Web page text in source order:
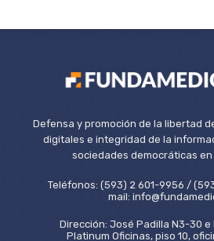
Defensa y promoción de la libertad
digitales e integridad de la
sociedades democráticas en
Teléfonos: (593) 2 601-9956 /
mail:
Dirección: José Padilla N3-30 e
Platinum Oficinas, piso 10,